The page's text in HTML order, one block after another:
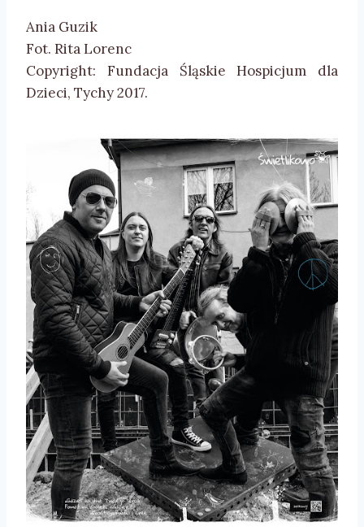
Ania Guzik
Fot. Rita Lorenc
Copyright: Fundacja Śląskie Hospicjum dla
Dzieci, Tychy 2017.